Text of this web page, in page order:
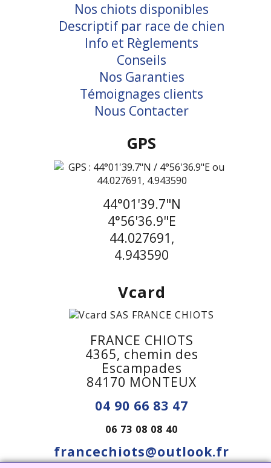
Nos chiots disponibles
Descriptif par race de chien
Info et Règlements
Conseils
Nos Garanties
Témoignages clients
Nous Contacter
GPS
44°01'39.7"N
4°56'36.9"E
44.027691,
4.943590
Vcard
FRANCE CHIOTS
4365, chemin des
Escampades
84170 MONTEUX
04 90 66 83 47
06 73 08 08 40
francechiots@outlook.fr